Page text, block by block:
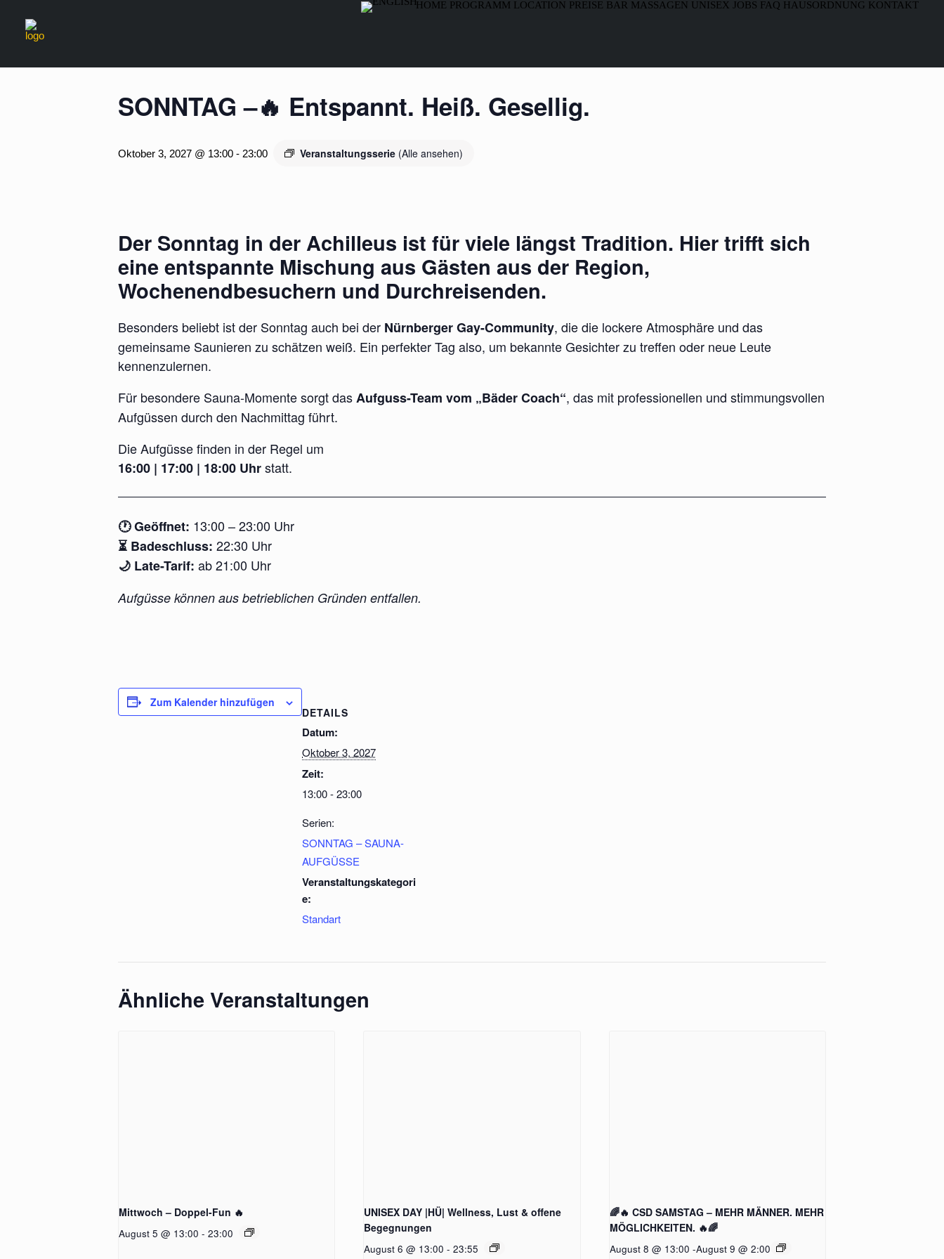
HOME PROGRAMM LOCATION PREISE BAR MASSAGEN UNISEX JOBS FAQ HAUSORDNUNG KONTAKT
SONNTAG –🔥 Entspannt. Heiß. Gesellig.
Oktober 3, 2027 @ 13:00 - 23:00 Veranstaltungsserie (Alle ansehen)
Der Sonntag in der Achilleus ist für viele längst Tradition. Hier trifft sich
eine entspannte Mischung aus Gästen aus der Region,
Wochenendbesuchern und Durchreisenden.
Besonders beliebt ist der Sonntag auch bei der Nürnberger Gay-Community, die die lockere Atmosphäre und das
gemeinsame Saunieren zu schätzen weiß. Ein perfekter Tag also, um bekannte Gesichter zu treffen oder neue Leute
kennenzulernen.
Für besondere Sauna-Momente sorgt dasAufguss-Team vom „Bäder Coach“, das mit professionellen und stimmungsvollen
Aufgüssen durch den Nachmittag führt.
Die Aufgüsse finden in der Regel um
16:00 | 17:00 | 18:00 Uhrstatt.
🕐 Geöffnet: 13:00 – 23:00 Uhr
⏳ Badeschluss: 22:30 Uhr
🌙 Late-Tarif: ab 21:00 Uhr
Aufgüsse können aus betrieblichen Gründen entfallen.
Zum Kalender hinzufügen
DETAILS
Datum:
Oktober 3, 2027
Zeit:
13:00 - 23:00
Serien:
SONNTAG – SAUNA-
AUFGÜSSE
Veranstaltungskategori
e:
Standart
Ähnliche Veranstaltungen
Mittwoch – Doppel-Fun 🔥
August 5 @ 13:00 - 23:00
UNISEX DAY |HÜ| Wellness, Lust & offene
Begegnungen
August 6 @ 13:00 - 23:55
🌈🔥 CSD SAMSTAG – MEHR MÄNNER. MEHR
MÖGLICHKEITEN. 🔥🌈
August 8 @ 13:00 -August 9 @ 2:00